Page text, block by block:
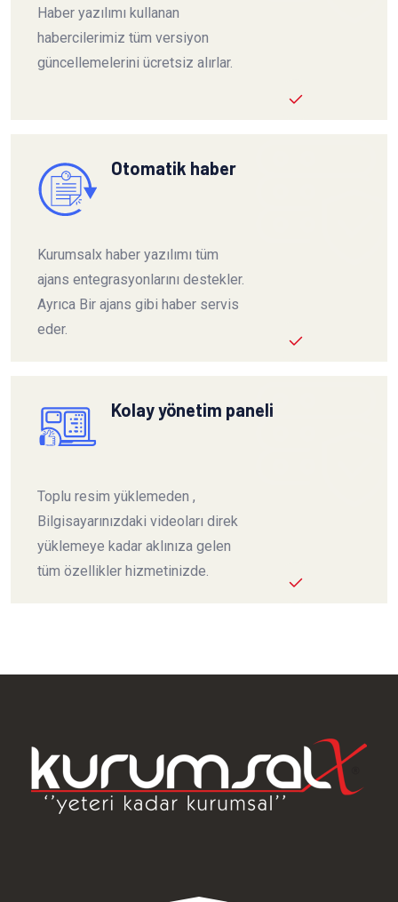
Haber yazılımı kullanan
habercilerimiz tüm versiyon
güncellemelerini ücretsiz alırlar.
Otomatik haber
Kurumsalx haber yazılımı tüm
ajans entegrasyonlarını destekler.
Ayrıca Bir ajans gibi haber servis
eder.
Kolay yönetim paneli
Toplu resim yüklemeden ,
Bilgisayarınızdaki videoları direk
yüklemeye kadar aklınıza gelen
tüm özellikler hizmetinizde.